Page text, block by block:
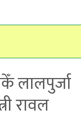
लालपुर्जा
रावल